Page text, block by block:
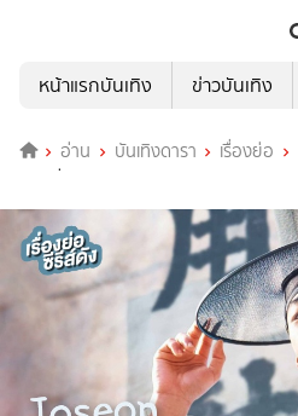
หน้าแรกบันเทิง
ข่าวบันเทิง
อ่าน บันเทิงดารา เรื่องย่อ
เกาหลี Joseon Attorney